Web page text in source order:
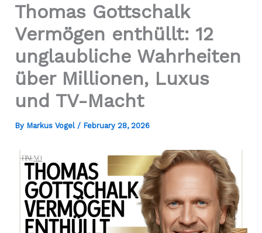
Thomas Gottschalk
Vermögen enthüllt: 12
unglaubliche Wahrheiten
über Millionen, Luxus
und TV-Macht
By Markus Vogel / February 28, 2026